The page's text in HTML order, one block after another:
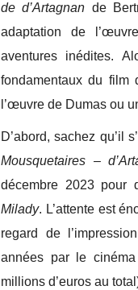
de d’Artagnan de
adaptation de
aventures inédites.
fondamentaux du film
l’œuvre de Dumas ou
D’abord, sachez qu’il
Mousquetaires –
décembre 2023 pour
Milady. L’attente est
regard de
années par le
millions d’euros au